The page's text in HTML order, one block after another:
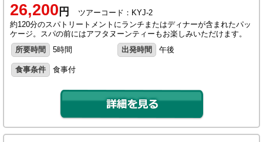
26,200 円
ツアーコード：KYJ-2
約120分のスパトリートメントにランチまたはディナーが含まれたパッ
ケージ。スパの前にはアフタヌーンティーもお楽しみいただけます。
所要時間
5時間 出発時間 午後
食事条件 食事付